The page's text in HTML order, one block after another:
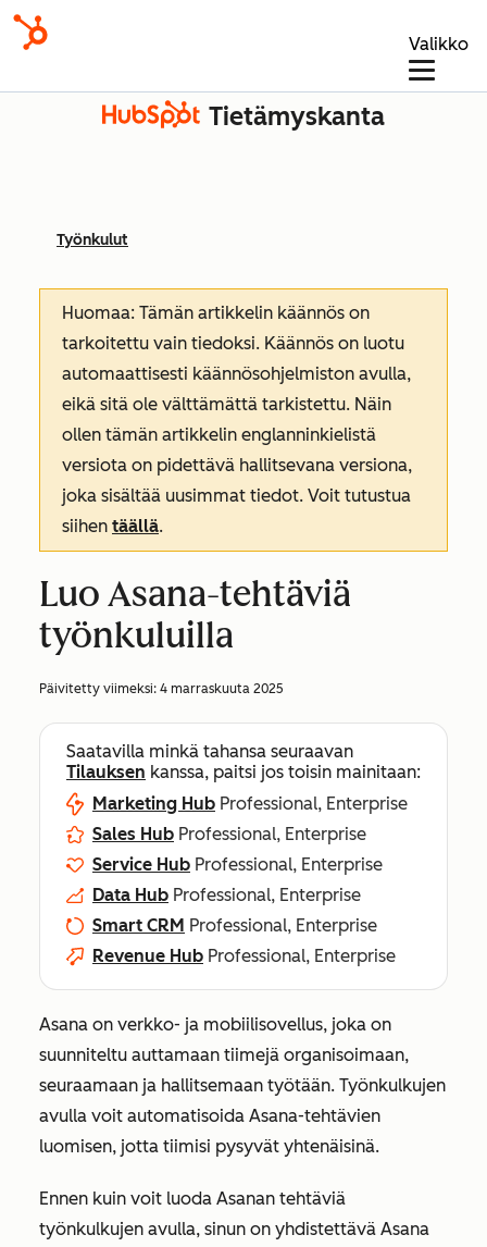
Valikko
Tietämyskanta
Työnkulut
Huomaa: Tämän artikkelin käännös on
tarkoitettu vain tiedoksi. Käännös on luotu
automaattisesti käännösohjelmiston avulla,
eikä sitä ole välttämättä tarkistettu. Näin
ollen tämän artikkelin englanninkielistä
versiota on pidettävä hallitsevana versiona,
joka sisältää uusimmat tiedot. Voit tutustua
siihen täällä.
Luo Asana-tehtäviä
työnkuluilla
Päivitetty viimeksi: 4 marraskuuta 2025
Saatavilla minkä tahansa seuraavan
Tilauksen kanssa, paitsi jos toisin mainitaan:
Marketing Hub Professional, Enterprise
Sales Hub Professional, Enterprise
Service Hub Professional, Enterprise
Data Hub Professional, Enterprise
Smart CRM Professional, Enterprise
Revenue Hub Professional, Enterprise
Asana on verkko- ja mobiilisovellus, joka on
suunniteltu auttamaan tiimejä organisoimaan,
seuraamaan ja hallitsemaan työtään. Työnkulkujen
avulla voit automatisoida Asana-tehtävien
luomisen, jotta tiimisi pysyvät yhtenäisinä.
Ennen kuin voit luoda Asanan tehtäviä
työnkulkujen avulla, sinun on yhdistettävä Asana